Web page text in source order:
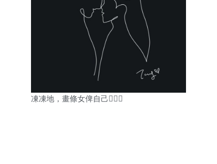
凍凍地，畫條女俾自己👩‍❤️‍👨